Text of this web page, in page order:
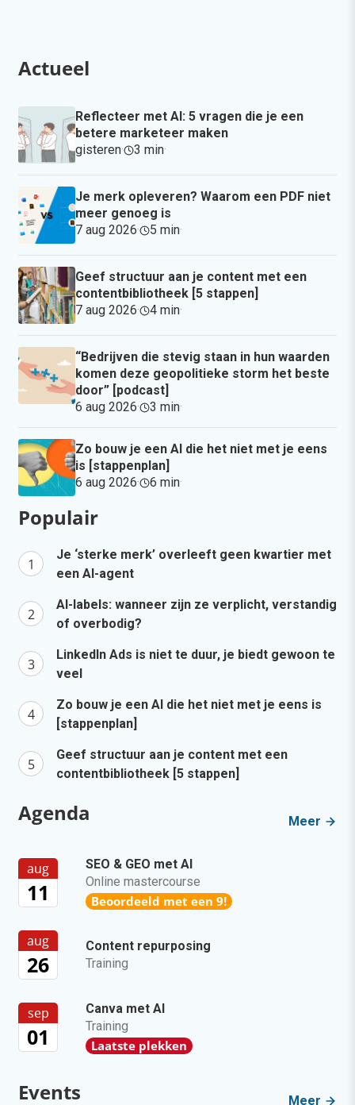
Actueel
Reflecteer met AI: 5 vragen die je een
betere marketeer maken
gisteren· 3 min·
Je merk opleveren? Waarom een PDF niet
meer genoeg is
7 aug 2026· 5 min·
Geef structuur aan je content met een
contentbibliotheek [5 stappen]
7 aug 2026· 4 min·
“Bedrijven die stevig staan in hun waarden
komen deze geopolitieke storm het beste
door” [podcast]
6 aug 2026· 3 min·
Zo bouw je een AI die het niet met je eens
is [stappenplan]
6 aug 2026· 6 min·
Populair
Je ‘sterke merk’ overleeft geen kwartier met
een AI-agent
AI-labels: wanneer zijn ze verplicht, verstandig
of overbodig?
LinkedIn Ads is niet te duur, je biedt gewoon te
veel
Zo bouw je een AI die het niet met je eens is
[stappenplan]
Geef structuur aan je content met een
contentbibliotheek [5 stappen]
Agenda Meer
aug
11
SEO & GEO met AI
Online mastercourse
Beoordeeld met een 9!
aug
26
Content repurposing
Training
sep
01
Canva met AI
Training
Laatste plekken
Events Meer